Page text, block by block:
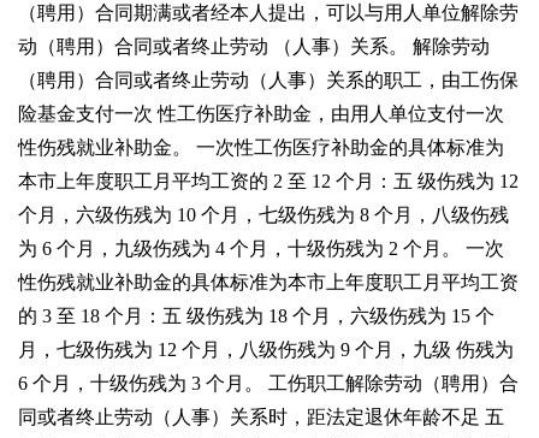
（聘用）合同期满或者经本人提出，可以与用人单位解除劳
动（聘用）合同或者终止劳动
（人事）关系。 解除劳动
（聘用）合同或者终止劳动（人事）关系的职工，由工伤保
险基金支付一次性工伤医疗补助金，由用人单位支付一次
性伤残就业补助金。 一次性工伤医疗补助金的具体标准为
本市上年度职工月平均工资的 2 至 12 个月：五 级伤残为 12
个月，六级伤残为 10 个月，七级伤残为 8 个月，八级伤残
为 6 个月，九级伤残为 4 个月，十级伤残为 2 个月。 一次
性伤残就业补助金的具体标准为本市上年度职工月平均工资
的 3 至 18 个月：五 级伤残为 18 个月，六级伤残为 15 个
月，七级伤残为 12 个月，八级伤残为 9 个月，九级 伤残为
6 个月，十级伤残为 3 个月。 工伤职工解除劳动（聘用）合
同或者终止劳动（人事）关系时，距法定退休年龄不足 五